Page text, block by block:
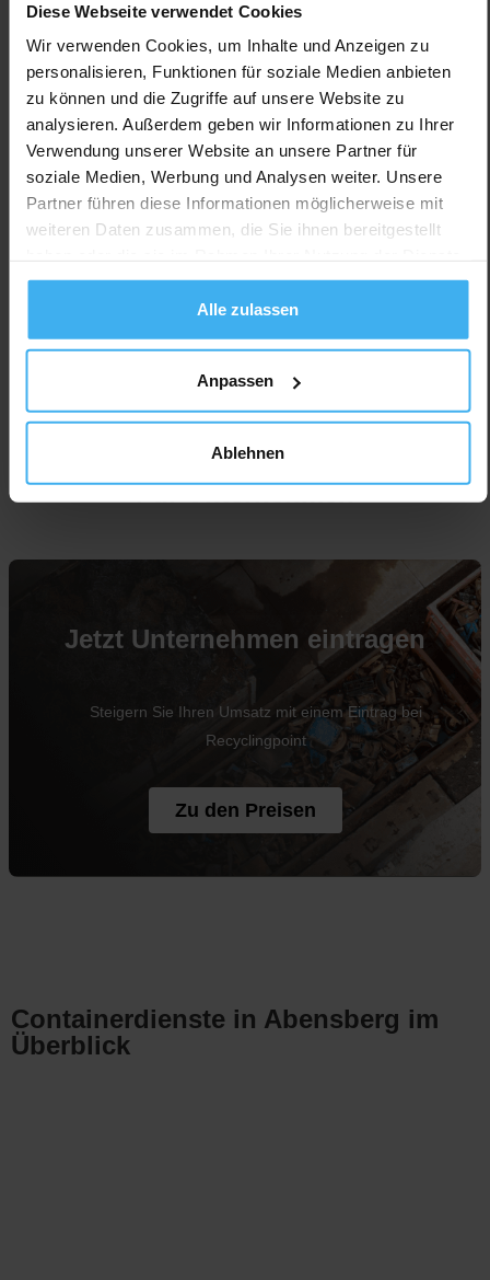
Diese Webseite verwendet Cookies
Wir verwenden Cookies, um Inhalte und Anzeigen zu
personalisieren, Funktionen für soziale Medien anbieten
zu können und die Zugriffe auf unsere Website zu
analysieren. Außerdem geben wir Informationen zu Ihrer
Verwendung unserer Website an unsere Partner für
soziale Medien, Werbung und Analysen weiter. Unsere
Partner führen diese Informationen möglicherweise mit
weiteren Daten zusammen, die Sie ihnen bereitgestellt
gesammelt haben.
Alle zulassen
Anpassen
Ablehnen
CONTAINERDIENST
KROISS Energie
Noch keine Bewertung
Rudolf-Diesel-Str. 12, 93326 Abensberg, Deutschland
Jetzt Anrufen
Für Unternehmen
Jetzt Unternehmen eintragen
Steigern Sie Ihren Umsatz mit einem Eintrag bei
Recyclingpoint
Zu den Preisen
Containerdienste in Abensberg im
Überblick